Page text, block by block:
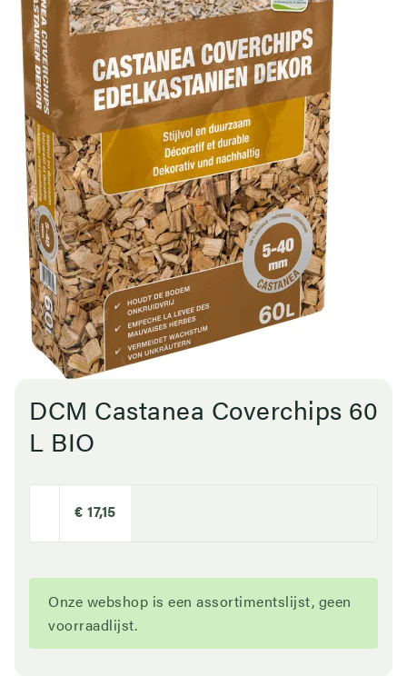
DCM Castanea Coverchips 60
L BIO
€ 17,15
Onze webshop is een assortimentslijst, geen
voorraadlijst.